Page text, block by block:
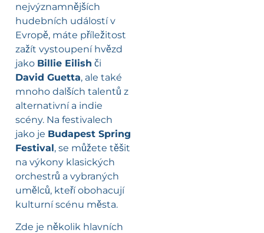
nejvýznamnějších
hudebních událostí v
Evropě, máte příležitost
zažít vystoupení hvězd
jako Billie Eilish či
David Guetta, ale také
mnoho dalších talentů z
alternativní a indie
scény. Na festivalech
jako je Budapest Spring
Festival, se můžete těšit
na výkony klasických
orchestrů a vybraných
umělců, kteří obohacují
kulturní scénu města.
Zde je několik hlavních